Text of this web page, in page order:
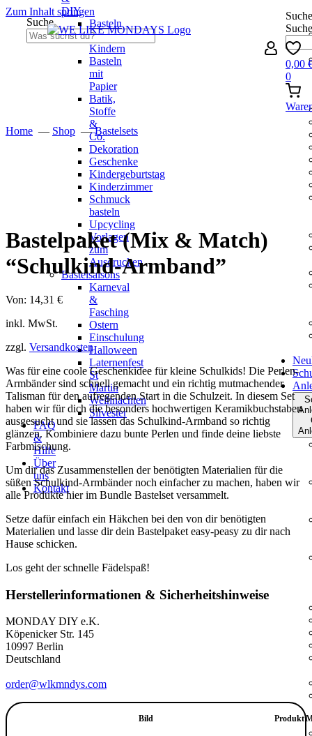
Zum Inhalt springen
DIY
Basteln
mit
Kindern
Basteln
mit
Papier
Batik,
Stoffe
&
Co.
Dekoration
Geschenke
Kindergeburtstag
Kinderzimmer
Schmuck
basteln
Upcycling
Vorlagen
zum
Ausdrucken
Bastelsaisons
Karneval
&
Fasching
Ostern
Einschulung
Halloween
Laternenfest
St
Martin
Weihnachten
Silvester
FAQ
&
Hilfe
Über
uns
Kontakt
Suche
Suche
Suche
0,00
0
Home — Shop —Bastelsets
Bastelpaket (Mix & Match)
“Schulkind-Armband”
Von: 14,31 €
inkl. MwSt.
zzgl. Versandkosten
Was für eine coole Geschenkidee für kleine Schulkids! Die Perlen-
Armbänder sind schnell gemacht und ein richtig mutmachender
Talisman für den aufregenden Start in die Schulzeit. In diesem Set
haben wir für dich die besonders hochwertigen Keramikbuchstaben
ausgesucht und sie lassen das Schulkind-Armband so richtig
glänzen. Kombiniere dazu bunte Perlen und finde deine liebste
Farbmischung.
Um dir das Zusammenstellen der benötigten Materialien für die
süßen Schulkind-Armbänder noch einfacher zu machen, haben wir
alle Produkte hier im Bundle Bastelset versammelt.
Setze dafür einfach ein Häkchen bei den von dir benötigten
Materialien und lasse dir dein Bastelpaket easy-peasy zu dir nach
Hause schicken.
Los geht der schnelle Fädelspaß!
Herstellerinformationen & Sicherheitshinweise
MONDAY DIY e.K.
Köpenicker Str. 145
10997 Berlin
Deutschland
order@wlkmndys.com
Bild Produkt